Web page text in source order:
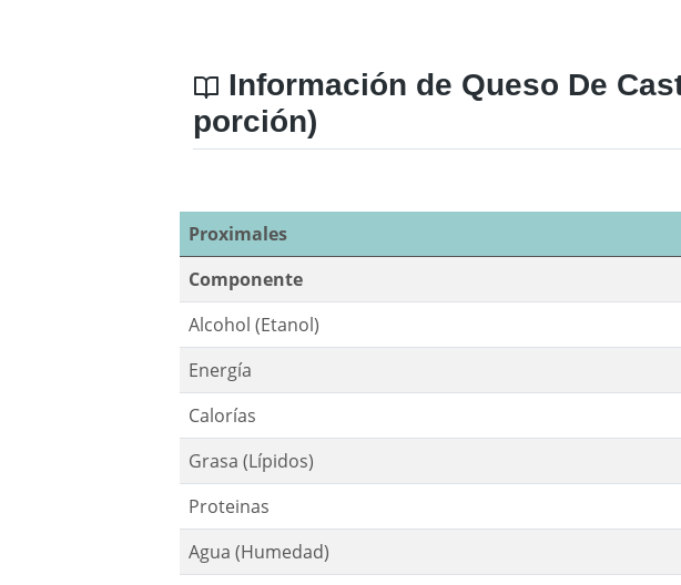
Información de Queso De
porción)
Proximales
Componente
Alcohol (Etanol)
Energía
Calorías
Grasa (Lípidos)
Proteinas
Agua (Humedad)